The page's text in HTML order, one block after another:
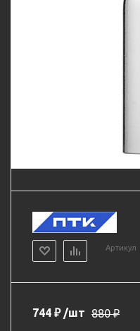
Артикул
744 ₽ /шт 880₽